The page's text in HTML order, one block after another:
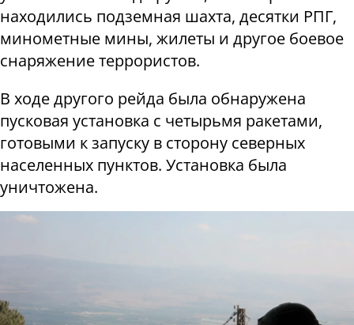
находились подземная шахта, десятки РПГ,
минометные мины, жилеты и другое боевое
снаряжение террористов.
В ходе другого рейда была обнаружена
пусковая установка с четырьмя ракетами,
готовыми к запуску в сторону северных
населенных пунктов. Установка была
уничтожена.